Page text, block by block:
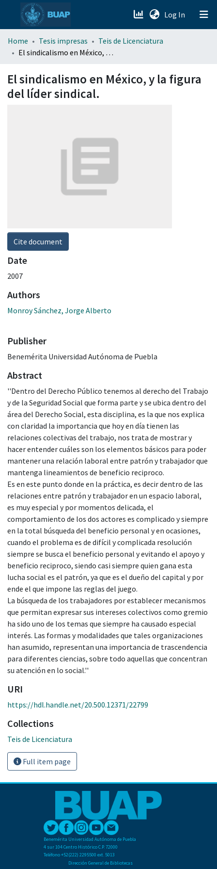
Log In (current)
menu.section.about_menu
Home Tesis impresas
Teis de Licenciatura
El sindicalismo en México, y la figura del líder sindical.
El sindicalismo en México, y la figura
del líder sindical.
Cite document
Date
2007
Authors
Monroy Sánchez, Jorge Alberto
Publisher
Benemérita Universidad Autónoma de Puebla
Abstract
''Dentro del Derecho Público tenemos al derecho del Trabajo
y de la Seguridad Social que forma parte y se ubica dentro del
área del Derecho Social, esta disciplina, es la que nos explica
con claridad la importancia que hoy en día tienen las
relaciones colectivas del trabajo, nos trata de mostrar y
hacer entender cuáles son los elementos básicos para poder
mantener una relación laboral entre patrón y trabajador que
mantenga lineamientos de beneficio reciproco.
Es en este punto donde en la práctica, es decir dentro de las
relaciones entre patrón y trabajador en un espacio laboral,
es muy especial y por momentos delicada, el
comportamiento de los dos actores es complicado y siempre
en la total búsqueda del beneficio personal y en ocasiones,
cuando el problema es de difícil y complicada resolución
siempre se busca el beneficio personal y evitando el apoyo y
beneficio reciproco, siendo casi siempre quien gana esta
lucha social es el patrón, ya que es el dueño del capital y por
ende el que impone las reglas del juego.
La búsqueda de los trabajadores por establecer mecanismos
que permitan expresar sus intereses colectivos como gremio
ha sido uno de los temas que siempre ha causado especial
interés. Las formas y modalidades que tales organizaciones
han asumido, representan una importancia de trascendencia
para diferentes ciencias, sobre todo aquellas que concentran
su atención en lo social.''
URI
https://hdl.handle.net/20.500.12371/22799
Collections
Teis de Licenciatura
Full item page
Benemérita Universidad Autónoma de Puebla
4 sur 104 Centro Histórico C.P. 72000
Teléfono +52(222) 2295500 ext. 5013
Dirección General de Bibliotecas